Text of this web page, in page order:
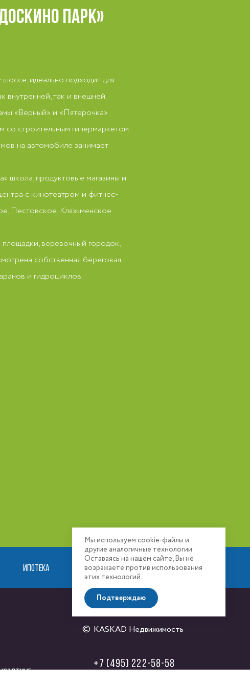
Мы используем cookie-файлы и
другие аналогичные технологии.
Оставаясь на нашем сайте, Вы не
возражаете против использования
этих технологий.
Подтверждаю
ПАРК»
идеально подходит для
внутренней, так и внешней.
«Верный» и «Пятерочка»
строительным гипермаркетом
на автомобиле занимает
школа, продуктовые магазины и
с кинотеатром и фитнес-
Пестовское, Клязьменское
площадки, веревочный городок,
собственная береговая
и гидроциклов.
ИПОТЕКА РАСПОЛОЖЕНИЕ
KASKAD Недвижимость
+7 (495) 222-58-58